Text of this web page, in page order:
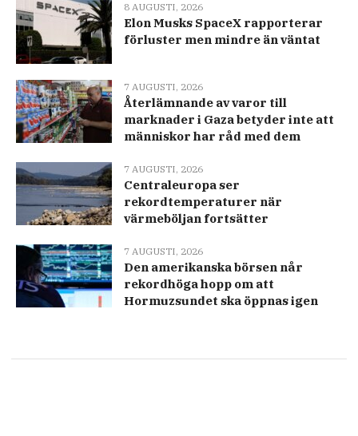
8 AUGUSTI, 2026
Elon Musks SpaceX rapporterar
förluster men mindre än väntat
7 AUGUSTI, 2026
Återlämnande av varor till
marknader i Gaza betyder inte att
människor har råd med dem
7 AUGUSTI, 2026
Centraleuropa ser
rekordtemperaturer när
värmeböljan fortsätter
7 AUGUSTI, 2026
Den amerikanska börsen når
rekordhöga hopp om att
Hormuzsundet ska öppnas igen